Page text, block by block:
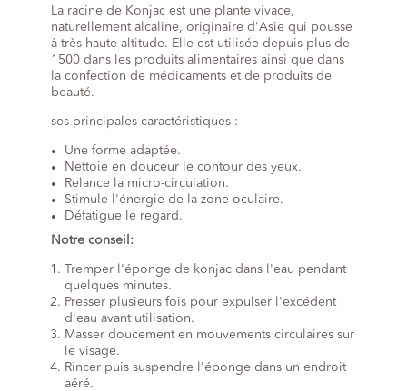
La racine de Konjac est une plante vivace,
naturellement alcaline, originaire d'Asie qui pousse
à très haute altitude. Elle est utilisée depuis plus de
1500 dans les produits alimentaires ainsi que dans
la confection de médicaments et de produits de
beauté.
ses principales caractéristiques :
Une forme adaptée.
Nettoie en douceur le contour des yeux.
Relance la micro-circulation.
Stimule l'énergie de la zone oculaire.
Défatigue le regard.
Notre conseil:
Tremper l'éponge de konjac dans l'eau pendant
quelques minutes.
Presser plusieurs fois pour expulser l'excédent
d'eau avant utilisation.
Masser doucement en mouvements circulaires sur
le visage.
Rincer puis suspendre l'éponge dans un endroit
aéré.